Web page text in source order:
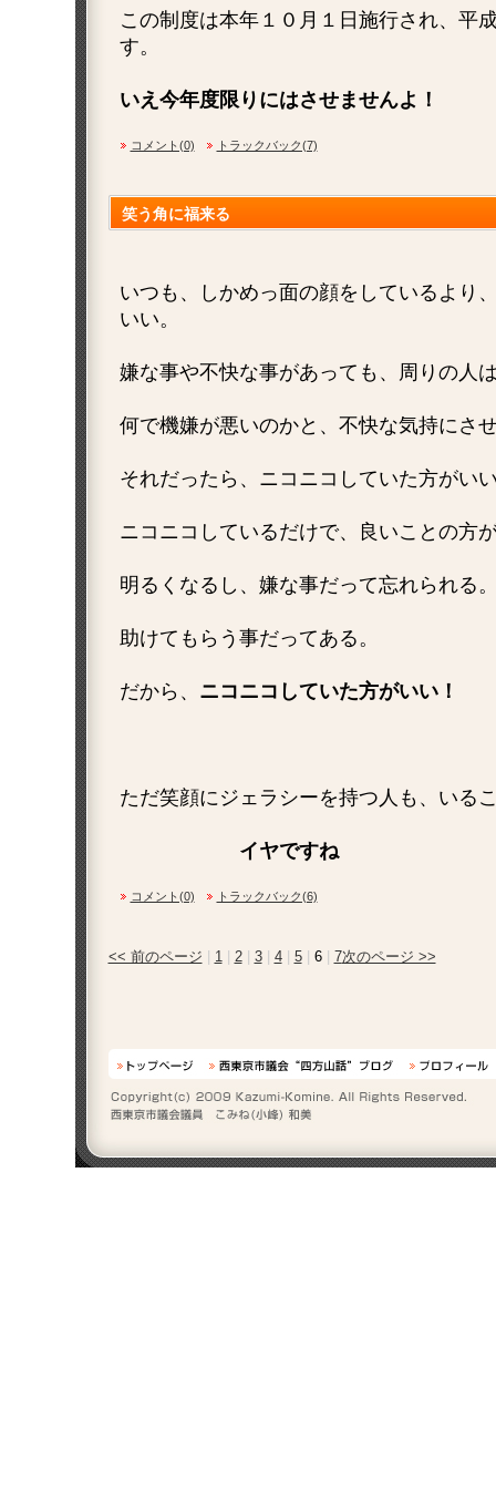
この制度は本年１０月１日施行され、平
す。
いえ今年度限りにはさせませんよ！
コメント(0) トラックバック(7)
笑う角に福来る
いつも、しかめっ面の顔をしているより
いい。
嫌な事や不快な事があっても、周りの人
何で機嫌が悪いのかと、不快な気持にさ
それだったら、ニコニコしていた方がい
ニコニコしているだけで、良いことの方
明るくなるし、嫌な事だって忘れられる
助けてもらう事だってある。
だから、 ニコニコしていた方がいい！
ただ笑顔にジェラシーを持つ人も、いる
イヤですね
コメント(0) トラックバック(6)
<< 前のページ 1| 2| 3| 4| 5| 6| 7次のページ >>